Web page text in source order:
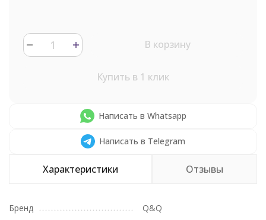
В корзину
Купить в 1 клик
Написать в Whatsapp
Написать в Telegram
Характеристики Отзывы
Бренд
Q&Q